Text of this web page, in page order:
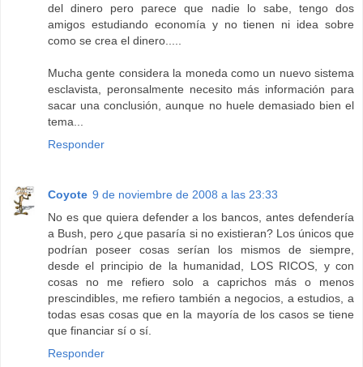
del dinero pero parece que nadie lo sabe, tengo dos
amigos estudiando economía y no tienen ni idea sobre
como se crea el dinero.....
Mucha gente considera la moneda como un nuevo sistema
esclavista, peronsalmente necesito más información para
sacar una conclusión, aunque no huele demasiado bien el
tema...
Responder
Coyote 9 de noviembre de 2008 a las 23:33
No es que quiera defender a los bancos, antes defendería
a Bush, pero ¿que pasaría si no existieran? Los únicos que
podrían poseer cosas serían los mismos de siempre,
desde el principio de la humanidad, LOS RICOS, y con
cosas no me refiero solo a caprichos más o menos
prescindibles, me refiero también a negocios, a estudios, a
todas esas cosas que en la mayoría de los casos se tiene
que financiar sí o sí.
Responder